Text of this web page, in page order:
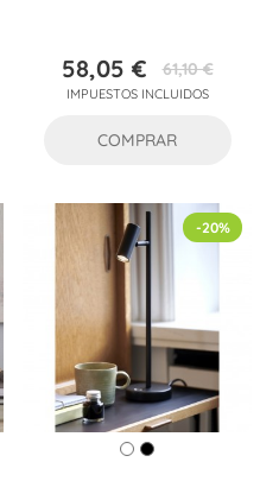
Precio
58,05 €Precio
base
61,10 €
IMPUESTOS INCLUIDOS
COMPRAR
-20%